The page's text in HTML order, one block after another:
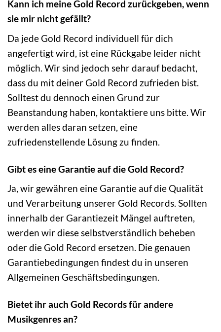
Kann ich meine Gold Record zurückgeben, wenn
sie mir nicht gefällt?
Da jede Gold Record individuell für dich
angefertigt wird, ist eine Rückgabe leider nicht
möglich. Wir sind jedoch sehr darauf bedacht,
dass du mit deiner Gold Record zufrieden bist.
Solltest du dennoch einen Grund zur
Beanstandung haben, kontaktiere uns bitte. Wir
werden alles daran setzen, eine
zufriedenstellende Lösung zu finden.
Gibt es eine Garantie auf die Gold Record?
Ja, wir gewähren eine Garantie auf die Qualität
und Verarbeitung unserer Gold Records. Sollten
innerhalb der Garantiezeit Mängel auftreten,
werden wir diese selbstverständlich beheben
oder die Gold Record ersetzen. Die genauen
Garantiebedingungen findest du in unseren
Allgemeinen Geschäftsbedingungen.
Bietet ihr auch Gold Records für andere
Musikgenres an?